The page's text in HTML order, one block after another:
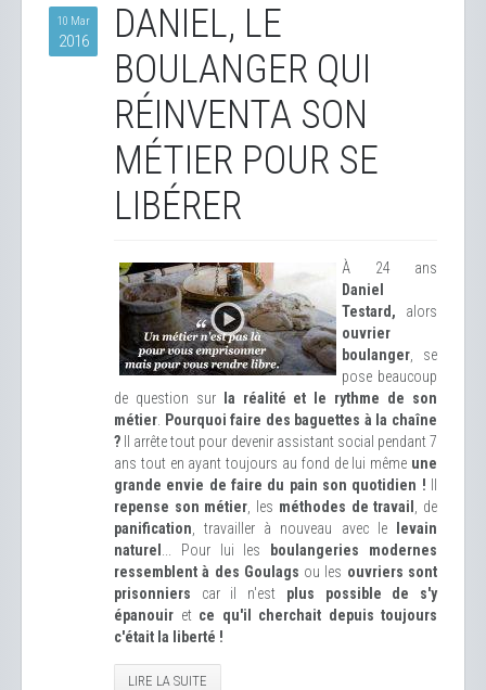
10 Mar
2016
DANIEL, LE
BOULANGER QUI
RÉINVENTA SON
MÉTIER POUR SE
LIBÉRER
À 24 ans
Daniel
Testard, alors
ouvrier
boulanger , se
pose beaucoup
de question sur
la réalité et le rythme de son
métier
Pourquoi faire des baguettes à la chaîne
? Il arrête tout pour devenir assistant social pendant 7
ans tout en ayant toujours au fond de lui même une
grande envie de faire du pain son quotidien !
repense son métier , les méthodes de travail
, de
panification , travailler à nouveau avec le
levain
naturel
... Pour lui les
boulangeries modernes
ressemblent à des Goulags ou les ouvriers sont
prisonniers car il n'est plus possible de s'y
épanouir et ce qu'il cherchait depuis toujours
c'était la liberté !
LIRE LA SUITE